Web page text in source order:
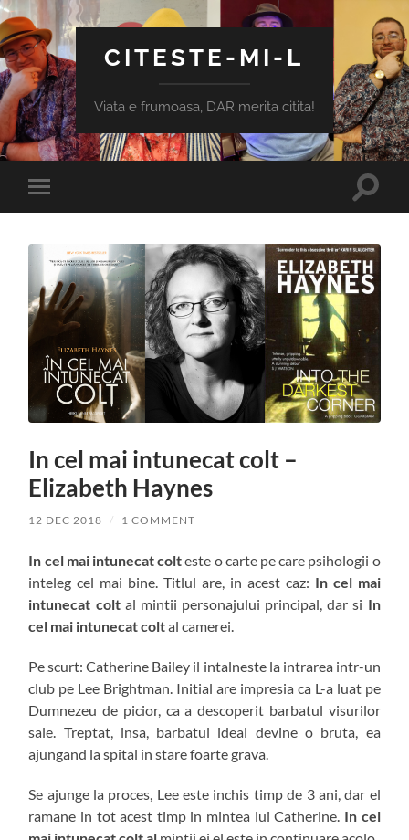
CITESTE-MI-L
Viata e frumoasa, DAR merita citita!
Toggle
mobile
Toggle
In cel mai intunecat colt –
Elizabeth Haynes
12 DEC 2018 / 1 COMMENT
In cel mai intunecat colteste o carte pe care psihologii o
inteleg cel mai bine. Titlul are, in acest caz: In cel mai
intunecat coltal mintii personajului principal, dar si In
cel mai intunecat coltal camerei.
Pe scurt: Catherine Bailey il intalneste la intrarea intr-un
club pe Lee Brightman. Initial are impresia ca L-a luat pe
Dumnezeu de picior, ca a descoperit barbatul visurilor
sale. Treptat, insa, barbatul ideal devine o bruta, ea
ajungand la spital in stare foarte grava.
Se ajunge la proces, Lee este inchis timp de 3 ani, dar el
ramane in tot acest timp in mintea lui Catherine. In cel